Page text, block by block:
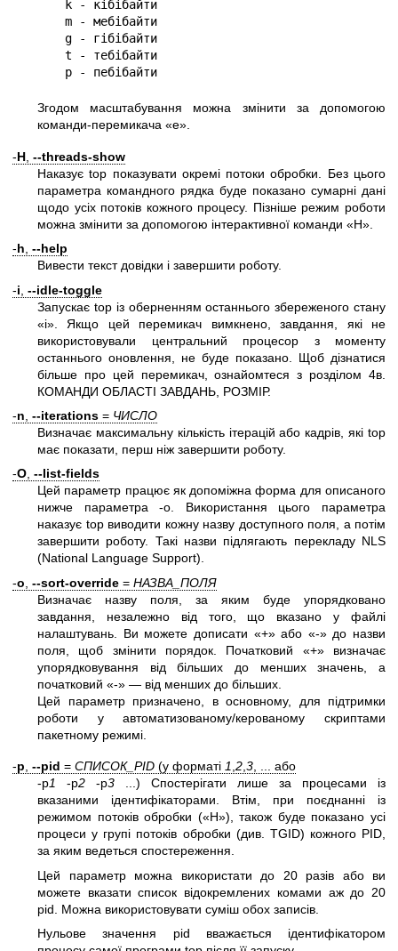
   p - пебібайти
Згодом масштабування можна змінити за допомогою
команди-перемикача «e».
-H --threads-show
Наказує top показувати окремі потоки обробки. Без цього
параметра командного рядка буде показано сумарні дані
щодо усіх потоків кожного процесу. Пізніше режим роботи
можна змінити за допомогою інтерактивної команди «H».
-h --help
Вивести текст довідки і завершити роботу.
-i --idle-toggle
Запускає top із оберненням останнього збереженого стану
«i». Якщо цей перемикач вимкнено, завдання, які не
використовували центральний процесор з моменту
останнього оновлення, не буде показано. Щоб дізнатися
більше про цей перемикач, ознайомтеся з розділом 4в.
КОМАНДИ ОБЛАСТІ ЗАВДАНЬ, РОЗМІР.
-n --iterations = ЧИСЛО
Визначає максимальну кількість ітерацій або кадрів, які top
має показати, перш ніж завершити роботу.
-O, --list-fields
Цей параметр працює як допоміжна форма для описаного
нижче параметра -o. Використання цього параметра
наказує top виводити кожну назву доступного поля, а потім
завершити роботу. Такі назви підлягають перекладу NLS
(National Language Support).
-o --sort-override = НАЗВА_ПОЛЯ
Визначає назву поля, за яким буде упорядковано
завдання, незалежно від того, що вказано у файлі
налаштувань. Ви можете дописати «+» або «-» до назви
поля, щоб змінити порядок. Початковий «+» визначає
упорядковування від більших до менших значень, а
початковий «-» — від менших до більших.
Цей параметр призначено, в основному, для підтримки
роботи у автоматизованому/керованому скриптами
пакетному режимі.
-p, --pid = СПИСОК_PID (у форматі 1,2,3, ... або
-p1 -p2 -p3 ...) Спостерігати лише за процесами із
вказаними ідентифікаторами. Втім, при поєднанні із
режимом потоків обробки («H»), також буде показано усі
процеси у групі потоків обробки (див. TGID) кожного PID,
за яким ведеться спостереження.
Цей параметр можна використати до 20 разів або ви
можете вказати список відокремлених комами аж до 20
pid. Можна використовувати суміш обох записів.
Нульове значення pid вважається ідентифікатором